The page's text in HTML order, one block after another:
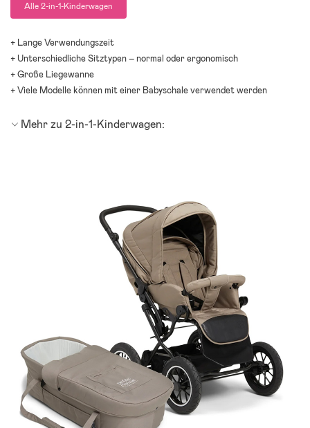
Alle 2-in-1-Kinderwagen
+ Lange Verwendungszeit
+ Unterschiedliche Sitztypen – normal oder ergonomisch
+ Große Liegewanne
+ Viele Modelle können mit einer Babyschale verwendet werden
Mehr zu 2-in-1-Kinderwagen: